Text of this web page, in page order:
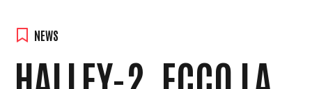
NEWS
HALLEY-2, ECCO LA